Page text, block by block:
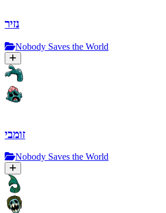
נזיר
Nobody Saves the World
זומבי
Nobody Saves the World